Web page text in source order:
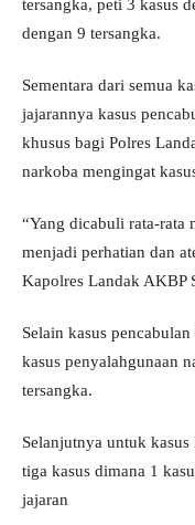
tersangka, peti 3 kasus
dengan 9 tersangka.
Sementara dari semua
jajarannya kasus
khusus bagi Polres
narkoba mengingat
“Yang dicabuli rata-rata
menjadi perhatian dan
Kapolres Landak AKBP
Selain kasus
kasus penyalahgunaan
tersangka.
Selanjutnya untuk
tiga kasus dimana 1
jajaran